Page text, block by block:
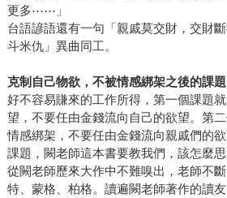
更多⋯⋯」
台語諺語還有一句「親戚莫交財，交財
斗米仇」異曲同工。
克制自己物欲，不被情感綁架之後的課題
好不容易賺來的工作所得，第一個課題
望，不要任由金錢流向自己的欲望。第
情感綁架，不要任由金錢流向親戚們的
課題，闕老師這本書要教我們，該怎麼思
從闕老師歷來大作中不難嗅出，老師不
特、蒙格、柏格。讀遍闕老師著作的讀